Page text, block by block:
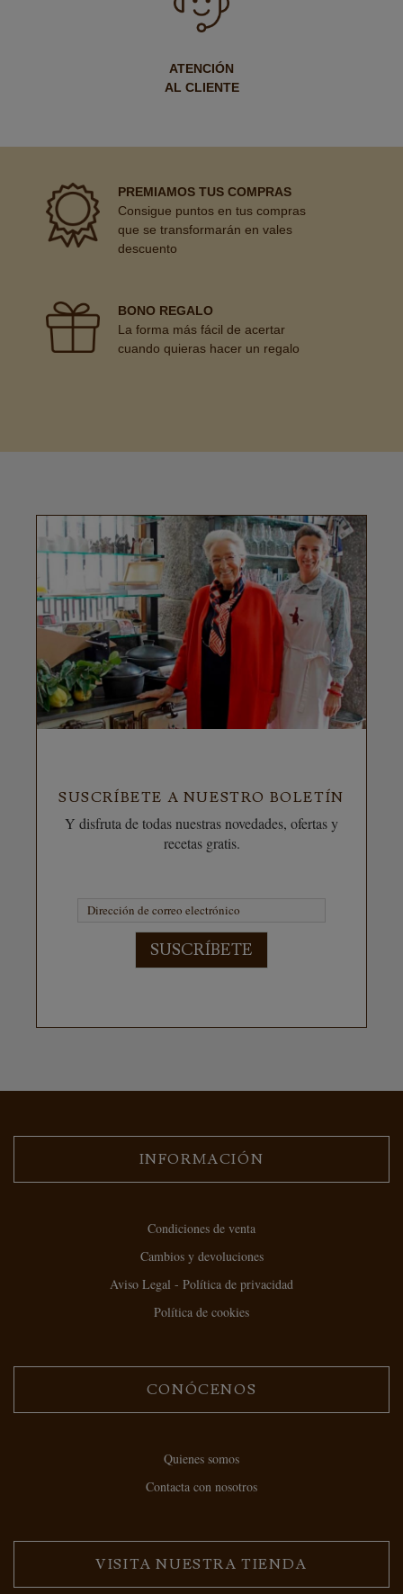
ATENCIÓN
AL CLIENTE
PREMIAMOS TUS COMPRAS
Consigue puntos en tus compras
que se transformarán en vales
descuento
BONO REGALO
La forma más fácil de acertar
cuando quieras hacer un regalo
SUSCRÍBETE A NUESTRO BOLETÍN
Y disfruta de todas nuestras novedades, ofertas y
recetas gratis.
SUSCRÍBETE
INFORMACIÓN
Condiciones de venta
Cambios y devoluciones
Aviso Legal - Política de privacidad
Política de cookies
CONÓCENOS
Quienes somos
Contacta con nosotros
VISITA NUESTRA TIENDA